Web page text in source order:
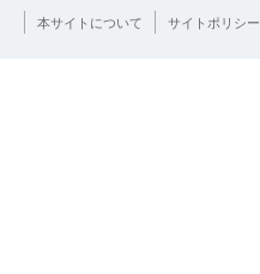
本サイトについて サイトポリシー